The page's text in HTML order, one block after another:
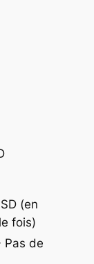
(en
fois)
Pas de